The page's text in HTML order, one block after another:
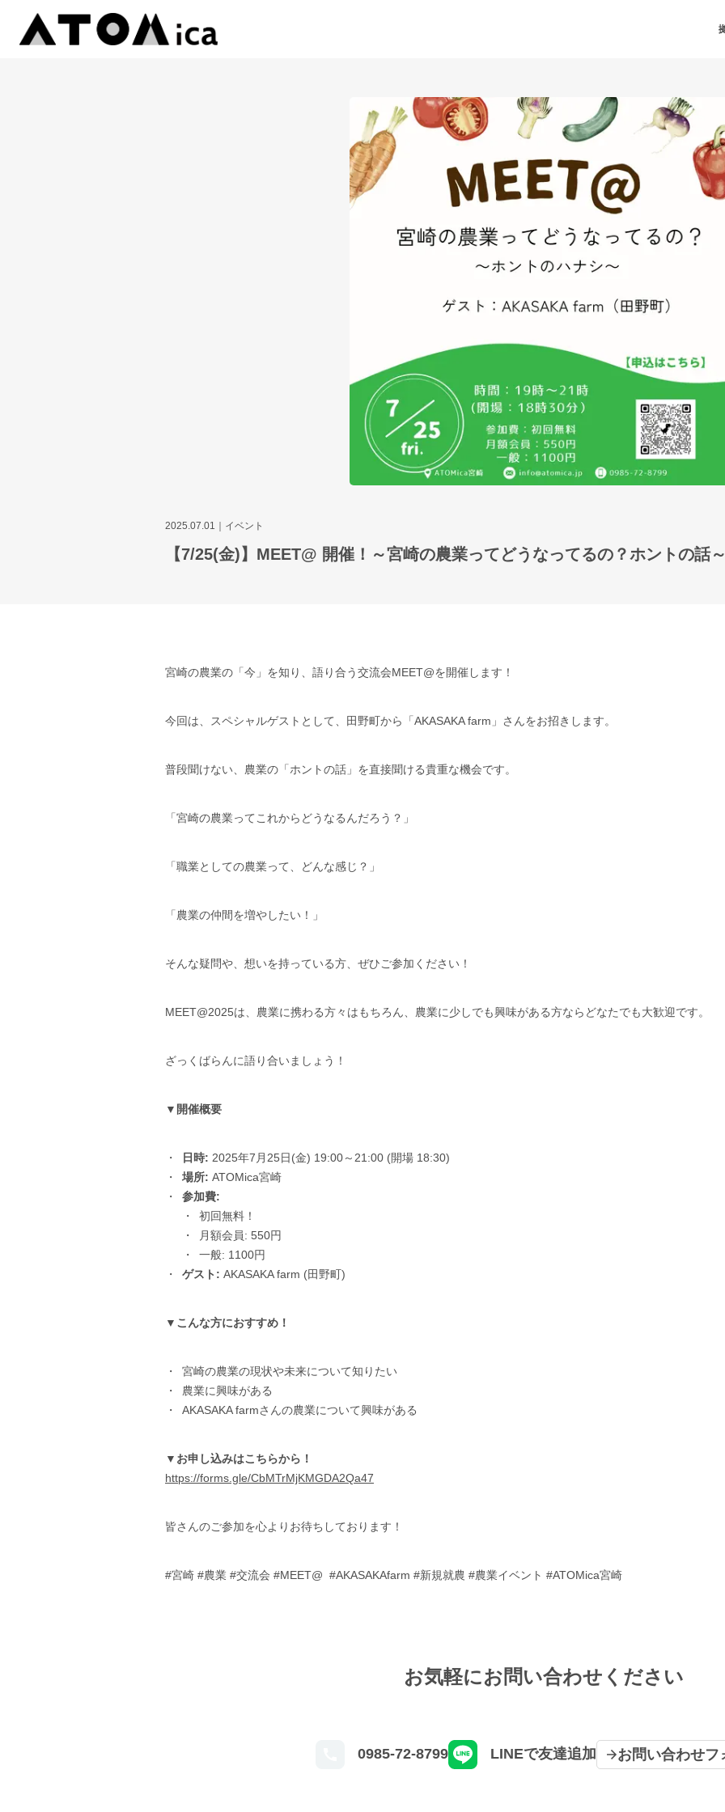
2025.07.01 イベント
【7/25(金)】MEET@ 開催！～宮崎の農業ってどうなってるの？ホントの話
宮崎の農業の「今」を知り、語り合う交流会MEET@を開催します！
今回は、スペシャルゲストとして、田野町から「AKASAKA farm」さんをお招きします。
普段聞けない、農業の「ホントの話」を直接聞ける貴重な機会です。
「宮崎の農業ってこれからどうなるんだろう？」
「職業としての農業って、どんな感じ？」
「農業の仲間を増やしたい！」
そんな疑問や、想いを持っている方、ぜひご参加ください！
MEET@2025は、農業に携わる方々はもちろん、農業に少しでも興味がある方ならどなたでも大歓迎です。
ざっくばらんに語り合いましょう！
▼開催概要
日時: 2025年7月25日(金) 19:00～21:00 (開場 18:30)
場所: ATOMica宮崎
参加費:
初回無料！
月額会員: 550円
一般: 1100円
ゲスト: AKASAKA farm (田野町)
▼こんな方におすすめ！
宮崎の農業の現状や未来について知りたい
農業に興味がある
AKASAKA farmさんの農業について興味がある
▼お申し込みはこちらから！
https://forms.gle/CbMTrMjKMGDA2Qa47
皆さんのご参加を心よりお待ちしております！
#宮崎 #農業 #交流会 #MEET@ #AKASAKAfarm #新規就農 #農業イベント #ATOMica宮崎
お気軽にお問い合わせください
0985-72-8799 LINEで友達追加 お問い合わせフ